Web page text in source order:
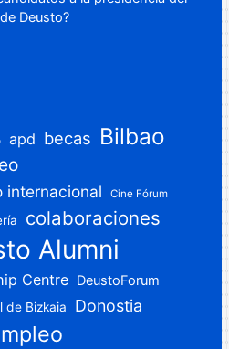
Deusto?
apd becas Bilbao
internacional Cine Fórum
colaboraciones
Alumni
Centre DeustoForum
de Bizkaia Donostia